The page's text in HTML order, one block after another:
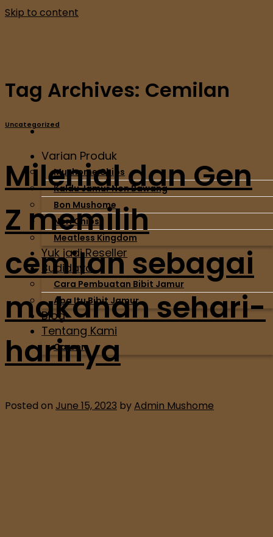
Skip to content
Varian Produk
Mushome Chips
Kaldu Jamur Non Bawang
Bon Mushome
Nori Chips
Meatless Kingdom
Yuk jadi Reseller
Budidaya
Cara Pembuatan Bibit Jamur
Apa Itu Bibit Jamur
Blog
Tentang Kami
Career
Tag Archives: Cemilan
Uncategorized
Milenial dan Gen
Z memilih
cemilan sebagai
makanan sehari-
harinya
Posted on June 15, 2023 byAdmin Mushome